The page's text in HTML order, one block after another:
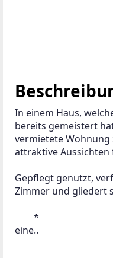
In einem Haus,
bereits gemeistert
vermietete
attraktive
Gepflegt genutzt,
Zimmer und gliedert
*
eine..